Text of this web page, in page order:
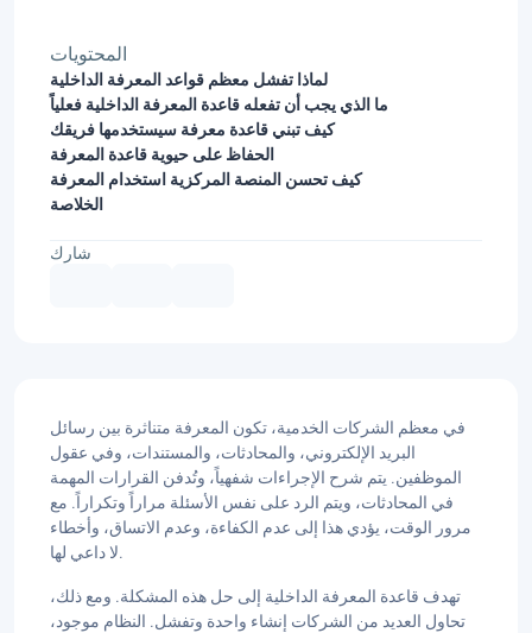
المحتويات
لماذا تفشل معظم قواعد المعرفة الداخلية
ما الذي يجب أن تفعله قاعدة المعرفة الداخلية فعلياً
كيف تبني قاعدة معرفة سيستخدمها فريقك
الحفاظ على حيوية قاعدة المعرفة
كيف تحسن المنصة المركزية استخدام المعرفة
الخلاصة
شارك
في معظم الشركات الخدمية، تكون المعرفة متناثرة بين رسائل
البريد الإلكتروني، والمحادثات، والمستندات، وفي عقول
الموظفين. يتم شرح الإجراءات شفهياً، وتُدفن القرارات المهمة
في المحادثات، ويتم الرد على نفس الأسئلة مراراً وتكراراً. مع
مرور الوقت، يؤدي هذا إلى عدم الكفاءة، وعدم الاتساق، وأخطاء
لا داعي لها.
تهدف قاعدة المعرفة الداخلية إلى حل هذه المشكلة. ومع ذلك،
تحاول العديد من الشركات إنشاء واحدة وتفشل. النظام موجود،